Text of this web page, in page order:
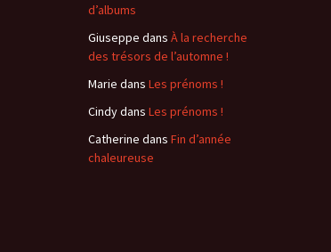
d’albums
Giuseppe dans À la recherche
des trésors de l’automne !
Marie dans Les prénoms !
Cindydans Les prénoms !
Catherine dans Fin d’année
chaleureuse